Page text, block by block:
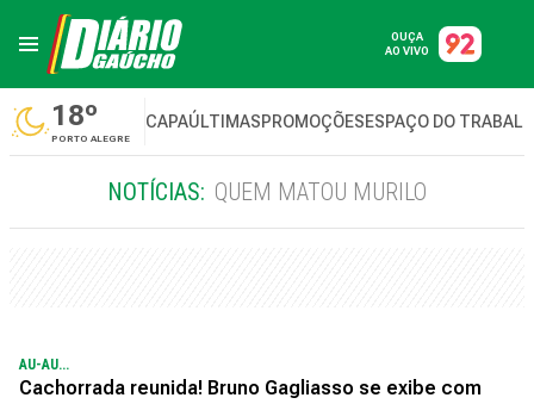
OUÇA
AO VIVO
18º
PORTO ALEGRE
CAPAÚLTIMASPROMOÇÕESESPAÇO DO
NOTÍCIAS: QUEM MATOU MURILO
AU-AU...
Cachorrada reunida! Bruno Gagliasso se exibe com